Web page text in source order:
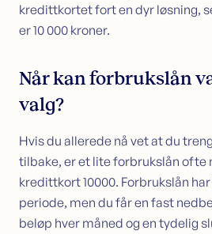
kredittkortet fort en dyr løsning,
er 10 000 kroner.
Når kan forbrukslån
valg?
Hvis du allerede nå vet at du
tilbake, er et lite forbrukslån ofte
kredittkort 10000. Forbrukslån
periode, men du får en fast
beløp hver måned og en tydelig